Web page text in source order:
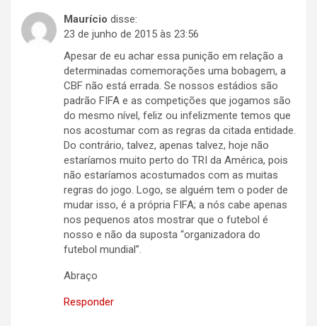
Maurício disse:
23 de junho de 2015 às 23:56
Apesar de eu achar essa punição em relação a
determinadas comemorações uma bobagem, a
CBF não está errada. Se nossos estádios são
padrão FIFA e as competições que jogamos são
do mesmo nível, feliz ou infelizmente temos que
nos acostumar com as regras da citada entidade.
Do contrário, talvez, apenas talvez, hoje não
estaríamos muito perto do TRI da América, pois
não estaríamos acostumados com as muitas
regras do jogo. Logo, se alguém tem o poder de
mudar isso, é a própria FIFA; a nós cabe apenas
nos pequenos atos mostrar que o futebol é
nosso e não da suposta “organizadora do
futebol mundial”.
Abraço
Responder